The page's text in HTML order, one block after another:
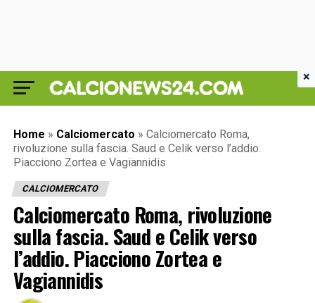
Home » Calciomercato » Calciomercato Roma,
rivoluzione sulla fascia. Saud e Celik verso l’addio.
Piacciono Zortea e Vagiannidis
CALCIOMERCATO
Calciomercato Roma, rivoluzione
sulla fascia. Saud e Celik verso
l’addio. Piacciono Zortea e
Vagiannidis
×